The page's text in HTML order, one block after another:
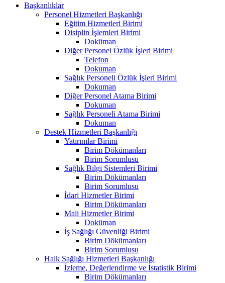
Başkanlıklar
Personel Hizmetleri Başkanlığı
Eğitim Hizmetleri Birimi
Disiplin İşlemleri Birimi
Doküman
Diğer Personel Özlük İşleri Birimi
Telefon
Dokuman
Sağlık Personeli Özlük İşleri Birimi
Dokuman
Diğer Personel Atama Birimi
Dokuman
Sağlık Personeli Atama Birimi
Dokuman
Destek Hizmetleri Başkanlığı
Yatırımlar Birimi
Birim Dökümanları
Birim Sorumlusu
Sağlık Bilgi Sistemleri Birimi
Birim Dökümanları
Birim Sorumlusu
İdari Hizmetler Birimi
Birim Dökümanları
Mali Hizmetler Birimi
Doküman
İş Sağlığı Güvenliği Birimi
Birim Dökümanları
Birim Sorumlusu
Halk Sağlığı Hizmetleri Başkanlığı
İzleme, Değerlendirme ve İstatistik Birimi
Birim Dökümanları